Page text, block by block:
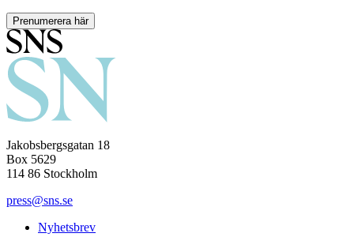
Prenumerera här
Jakobsbergsgatan 18
Box 5629
114 86 Stockholm
press@sns.se
Nyhetsbrev